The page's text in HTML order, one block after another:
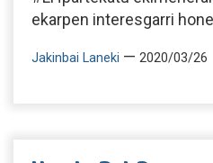
ekarpen interesgarri
Jakinbai Laneki — 2020/03/26